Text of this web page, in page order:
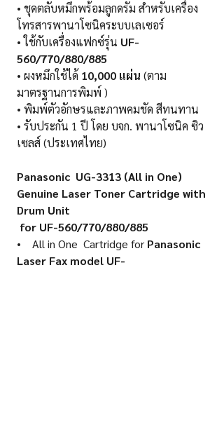
• ชุดตลับหมึกพร้อมลูกดรัม สำหรับเครื่อง
โทรสารพานาโซนิคระบบเลเซอร์
• ใช้กับเครื่องแฟกซ์รุ่น UF-
560/770/880/885
• ผงหมึกใช้ได้ 10,000 แผ่น (ตาม
มาตรฐานการพิมพ์ )
• พิมพ์ตัวอักษรและภาพคมชัด สีทนทาน
• รับประกัน 1 ปี โดย บจก. พานาโซนิค ซิว
เซลส์ (ประเทศไทย)
Panasonic UG-3313 (All in One)
Genuine Laser Toner Cartridge with
Drum Unit
for UF-560/770/880/885
• All in One Cartridge for Panasonic
Laser Fax model UF-